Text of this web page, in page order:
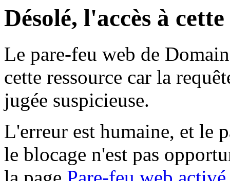
Désolé, l'accès à
Le pare-feu web de
cette ressource car la
jugée suspicieuse.
L'erreur est humaine, et le
le blocage n'est pas